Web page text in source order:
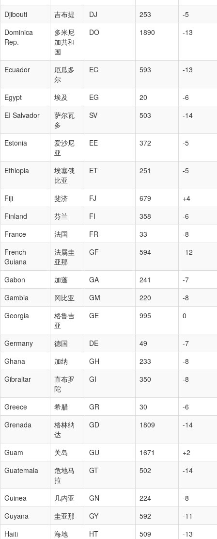
Djibouti
吉布提 DJ 253
-5
Dominica
Rep.
多米尼
加共和
国
DO 1890 -13
Ecuador
厄瓜多
尔
EC 593 -13
Egypt 埃及 EG 20
-6
EI Salvador
萨尔瓦
多
SV 503 -14
Estonia
爱沙尼
亚
EE 372 -5
Ethiopia
埃塞俄
比亚
ET 251 -5
Fiji 斐济 FJ 679
+4
Finland
芬兰 FI 358
-6
France
法国 FR 33
-8
French
Guiana
法属圭
亚那
GF 594 -12
Gabon 加蓬 GA 241
-7
Gambia
冈比亚 GM 220
-8
Georgia
格鲁吉
亚
GE 995 0
Germany 德国 DE 49
-7
Ghana
加纳 GH 233
-8
Gibraltar
直布罗
陀
GI 350 -8
Greece 希腊 GR 30
-6
Grenada
格林纳
达
GD 1809 -14
Guam 关岛 GU 1671
+2
Guatemala
危地马
拉
GT 502 -14
Guinea 几内亚 GN 224
-8
Guyana
圭亚那 GY 592
-11
Haiti
海地 HT 509
-13